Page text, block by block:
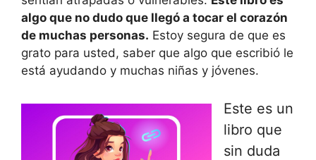
algo que no dudo que llegó a tocar el corazón
de muchas personas. Estoy segura de que es
grato para usted, saber que algo que escribió le
está ayudando y muchas niñas y jóvenes.
Este es un
libro que
sin duda